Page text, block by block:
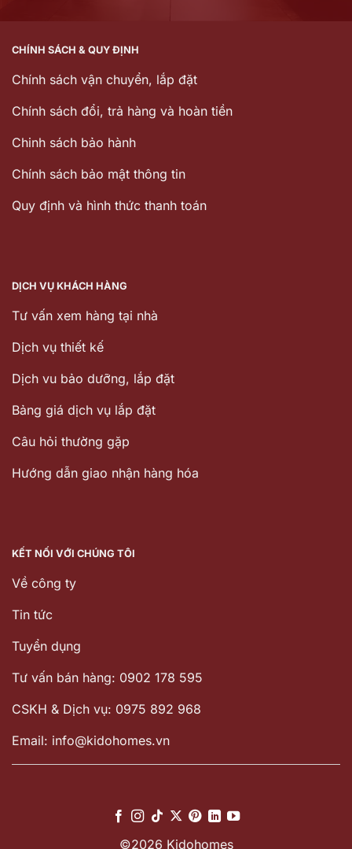
CHÍNH SÁCH & QUY ĐỊNH
Chính sách vận chuyển, lắp đặt
Chính sách đổi, trả hàng và hoàn tiền
Chinh sách bảo hành
Chính sách bảo mật thông tin
Quy định và hình thức thanh toán
DỊCH VỤ KHÁCH HÀNG
Tư vấn xem hàng tại nhà
Dịch vụ thiết kế
Dịch vu bảo dưỡng, lắp đặt
Bảng giá dịch vụ lắp đặt
Câu hỏi thường gặp
Hướng dẫn giao nhận hàng hóa
KẾT NỐI VỚI CHÚNG TÔI
Về công ty
Tin tức
Tuyển dụng
Tư vấn bán hàng: 0902 178 595
CSKH & Dịch vụ: 0975 892 968
Email: info@kidohomes.vn
©2026 Kidohomes